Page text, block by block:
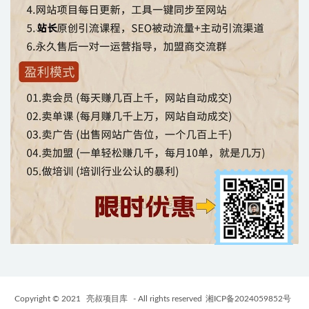
Copyright © 2021 亮叔项目库 - All rights reserved 湘ICP备2024059852号